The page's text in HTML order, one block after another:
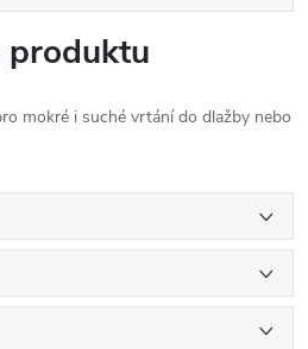
produktu
mokré i suché vrtání do dlažby nebo